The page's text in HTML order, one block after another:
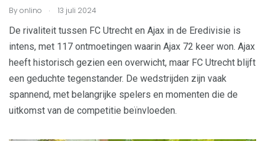
Byonlino . 13 juli 2024
De rivaliteit tussen FC Utrecht en Ajax in de Eredivisie is
intens, met 117 ontmoetingen waarin Ajax 72 keer won. Ajax
heeft historisch gezien een overwicht, maar FC Utrecht blijft
een geduchte tegenstander. De wedstrijden zijn vaak
spannend, met belangrijke spelers en momenten die de
uitkomst van de competitie beïnvloeden.